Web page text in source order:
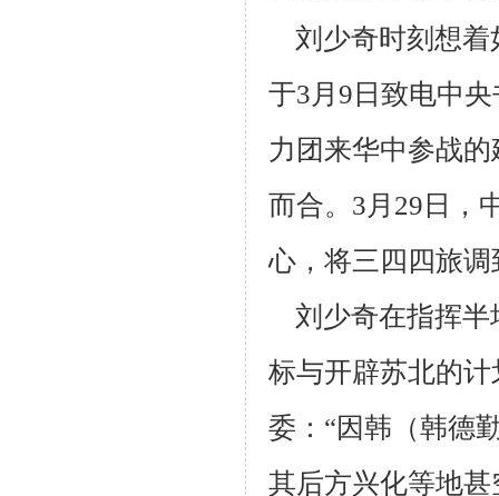
刘少奇时刻想着
于3月9日致电中
力团来华中参战的
而合。3月29日，
心，将三四四旅
刘少奇在指挥半
标与开辟苏北的
委：“因韩（韩
其后方兴化等地甚